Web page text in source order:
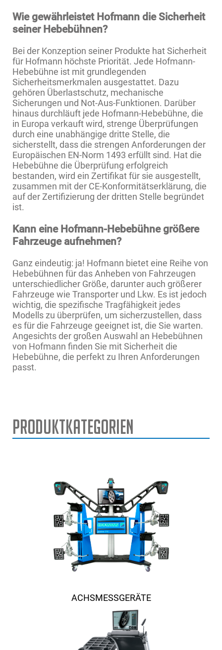
Wie gewährleistet Hofmann die Sicherheit
seiner Hebebühnen?
Bei der Konzeption seiner Produkte hat Sicherheit
für Hofmann höchste Priorität. Jede Hofmann-
Hebebühne ist mit grundlegenden
Sicherheitsmerkmalen ausgestattet. Dazu
gehören Überlastschutz, mechanische
Sicherungen und Not-Aus-Funktionen. Darüber
hinaus durchläuft jede Hofmann-Hebebühne, die
in Europa verkauft wird, strenge Überprüfungen
durch eine unabhängige dritte Stelle, die
sicherstellt, dass die strengen Anforderungen der
Europäischen EN-Norm 1493 erfüllt sind. Hat die
Hebebühne die Überprüfung erfolgreich
bestanden, wird ein Zertifikat für sie ausgestellt,
zusammen mit der CE-Konformitätserklärung, die
auf der Zertifizierung der dritten Stelle begründet
ist.
Kann eine Hofmann-Hebebühne größere
Fahrzeuge aufnehmen?
Ganz eindeutig: ja! Hofmann bietet eine Reihe von
Hebebühnen für das Anheben von Fahrzeugen
unterschiedlicher Größe, darunter auch größerer
Fahrzeuge wie Transporter und Lkw. Es ist jedoch
wichtig, die spezifische Tragfähigkeit jedes
Modells zu überprüfen, um sicherzustellen, dass
es für die Fahrzeuge geeignet ist, die Sie warten.
Angesichts der großen Auswahl an Hebebühnen
von Hofmann finden Sie mit Sicherheit die
Hebebühne, die perfekt zu Ihren Anforderungen
passt.
Produktkategorien
ACHSMESSGERÄTE